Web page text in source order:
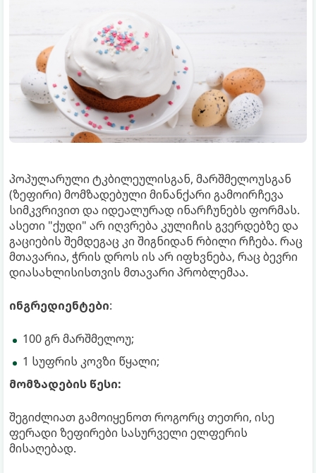
პოპულარული ტკბილეულისგან, მარშმელოუსგან
(ზეფირი) მომზადებული მინანქარი გამოირჩევა
სიმკვრივით და იდეალურად ინარჩუნებს ფორმას.
ასეთი "ქუდი" არ იღვრება კულიჩის გვერდებზე და
გაციების შემდეგაც კი შიგნიდან რბილი რჩება. რაც
მთავარია, ჭრის დროს ის არ იფხვნება, რაც ბევრი
დიასახლისისთვის მთავარი პრობლემაა.
ინგრედიენტები:
100 გრ მარშმელოუ;
1 სუფრის კოვზი წყალი;
მომზადების წესი:
შეგიძლიათ გამოიყენოთ როგორც თეთრი, ისე
ფერადი ზეფირები სასურველი ელფერის
მისაღებად.